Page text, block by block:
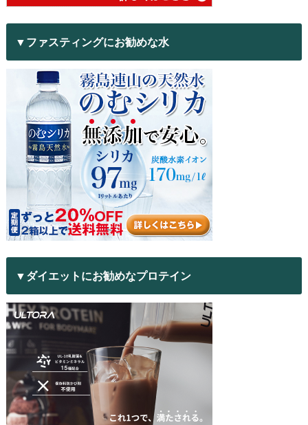
▼ファスティングにお勧めな水
▼ダイエットにお勧めなプロテイン